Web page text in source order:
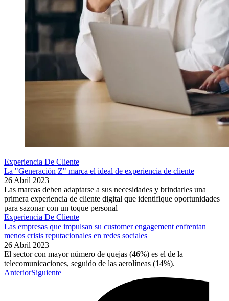
Experiencia De Cliente
La "Generación Z" marca el ideal de experiencia de cliente
26 Abril 2023
Las marcas deben adaptarse a sus necesidades y brindarles una
primera experiencia de cliente digital que identifique oportunidades
para sazonar con un toque personal
Experiencia De Cliente
Las empresas que impulsan su customer engagement enfrentan
menos crisis reputacionales en redes sociales
26 Abril 2023
El sector con mayor número de quejas (46%) es el de la
telecomunicaciones, seguido de las aerolíneas (14%).
AnteriorSiguiente